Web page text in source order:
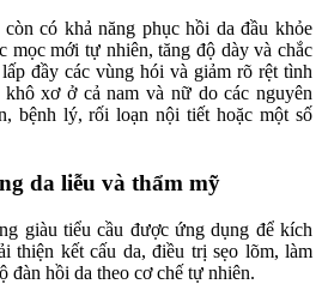
có khả năng phục hồi da đầu khỏe
mọc mới tự nhiên, tăng độ dày và chắc
đầy các vùng hói và giảm rõ rệt tình
xơ ở cả nam và nữ do các nguyên
bệnh lý, rối loạn nội tiết hoặc một số
da liễu và thẩm mỹ
giàu tiểu cầu được ứng dụng để kích
thiện kết cấu da, điều trị sẹo lõm, làm
đàn hồi da theo cơ chế tự nhiên.